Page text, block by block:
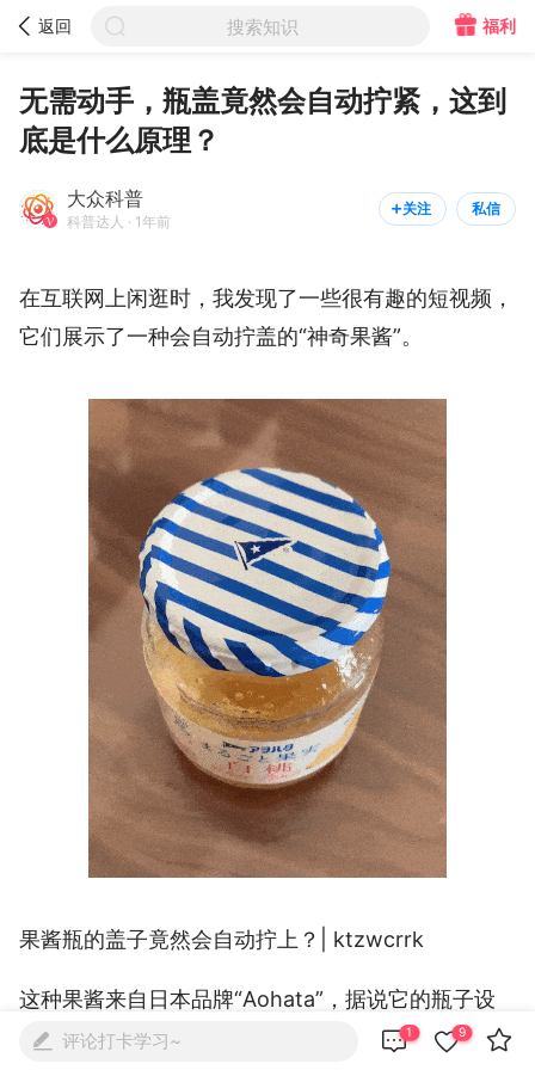
返回  搜索知识 福利
  科普达人
无需动手，瓶盖竟然会自动拧紧，这到
底是什么原理？

大众科普
科普达人 · 1年前
关注 私信
在互联网上闲逛时，我发现了一些很有趣的短视频，
它们展示了一种会自动拧盖的“神奇果酱”。
果酱瓶的盖子竟然会自动拧上？| ktzwcrrk
这种果酱来自日本品牌“Aohata”，据说它的瓶子设
计很特别，只要把盖子轻轻放在瓶口，瓶盖就会自己
 评论打卡学习~ 1 9 